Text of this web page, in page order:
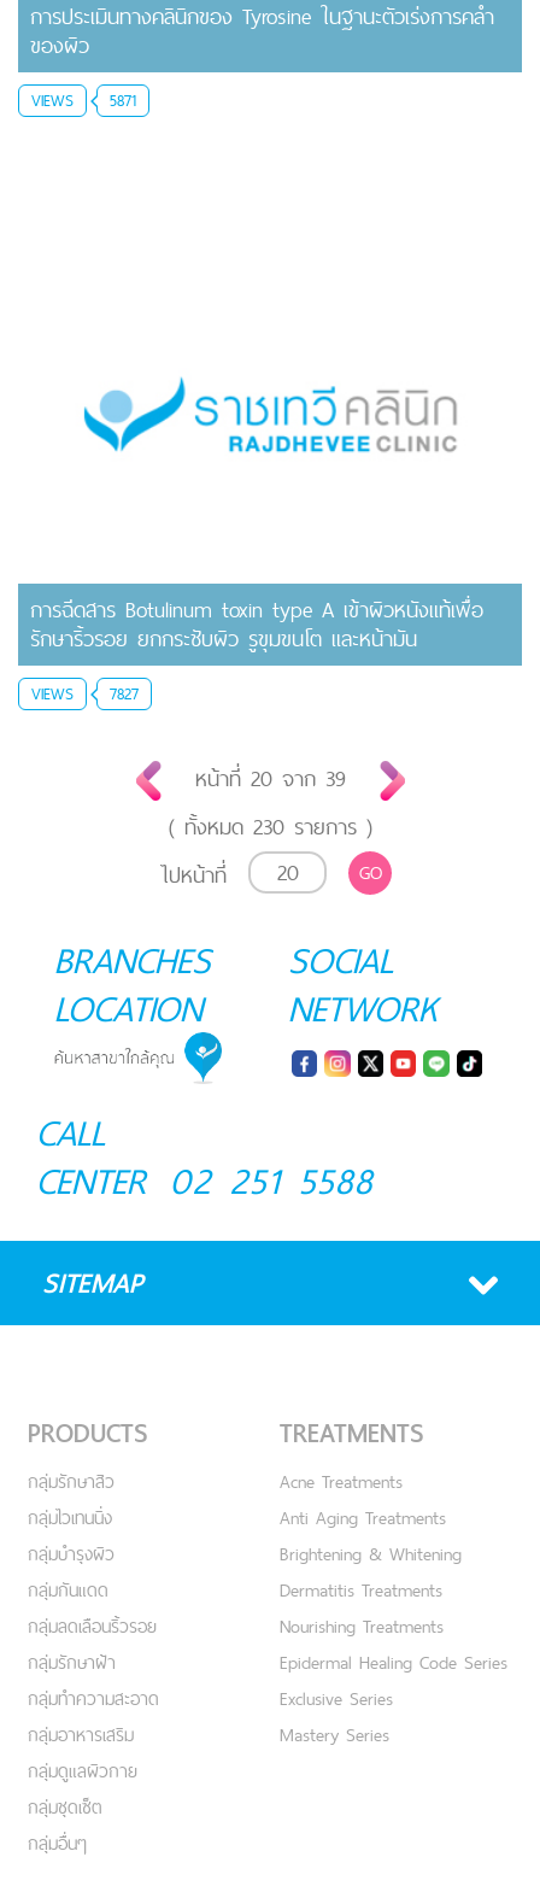
การประเมินทางคลินิกของ Tyrosine ในฐานะตัวเร่งการคล้ำ
ของผิว
VIEWS 5871
การฉีดสาร Botulinum toxin type A เข้าผิวหนังแท้เพื่อ
รักษาริ้วรอย ยกกระชับผิว รูขุมขนโต และหน้ามัน
VIEWS 7827
หน้าที่ 20จาก 39
( ทั้งหมด 230รายการ )
ไปหน้าที่
GO
BRANCHES
LOCATION
SOCIAL
NETWORK
CALL
CENTER 02 251 5588
SITEMAP
PRODUCTS
กลุ่มรักษาสิว
กลุ่มไวเทนนิ่ง
กลุ่มบำรุงผิว
กลุ่มกันแดด
กลุ่มลดเลือนริ้วรอย
กลุ่มรักษาฝ้า
กลุ่มทำความสะอาด
กลุ่มอาหารเสริม
กลุ่มดูแลผิวกาย
กลุ่มชุดเซ็ต
กลุ่มอื่นๆ
TREATMENTS
Acne Treatments
Anti Aging Treatments
Brightening & Whitening
Dermatitis Treatments
Nourishing Treatments
Epidermal Healing Code Series
Exclusive Series
Mastery Series